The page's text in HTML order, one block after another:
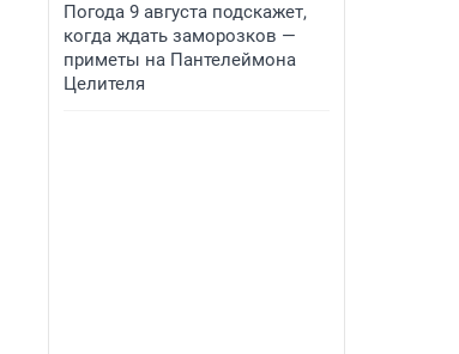
Погода 9 августа подскажет,
когда ждать заморозков —
приметы на Пантелеймона
Целителя